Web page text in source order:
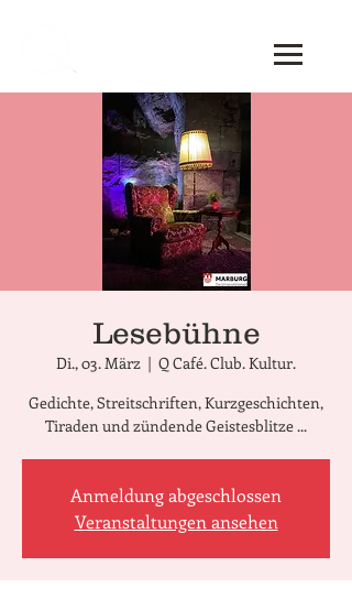
Lesebühne
Di., 03. März
  |
Q Café. Club. Kultur.
Gedichte, Streitschriften, Kurzgeschichten,
Tiraden und zündende Geistesblitze ...
Anmeldung abgeschlossen
Veranstaltungen ansehen